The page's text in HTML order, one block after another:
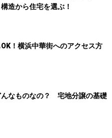
造から住宅を選ぶ！
！横浜中華街へのアクセス方
んなものなの？ 宅地分譲の基礎